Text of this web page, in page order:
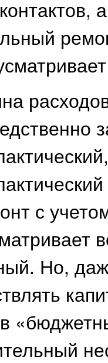
с
Но,